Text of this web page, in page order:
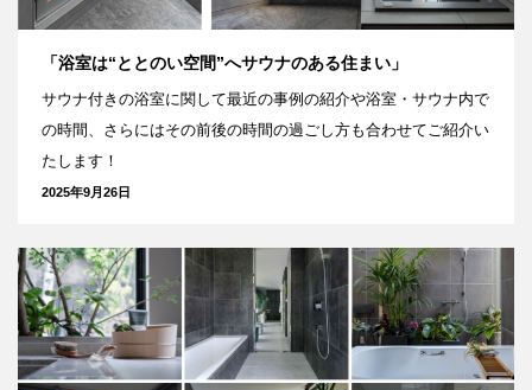
「浴室は“ととのい空間”へサウナのある住まい」
サウナ付きの浴室に関して最近の事例の紹介や浴室・サウナ内で
の時間、さらにはその前後の時間の過ごし方も合わせてご紹介い
たします！
2025年9月26日